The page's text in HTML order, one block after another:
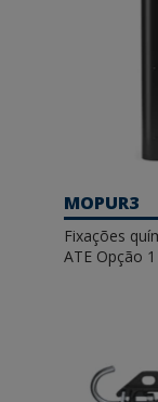
MOPUR3
Fixações
ATE Opção 1